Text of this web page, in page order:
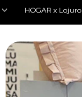
HOGAR x Lojuro